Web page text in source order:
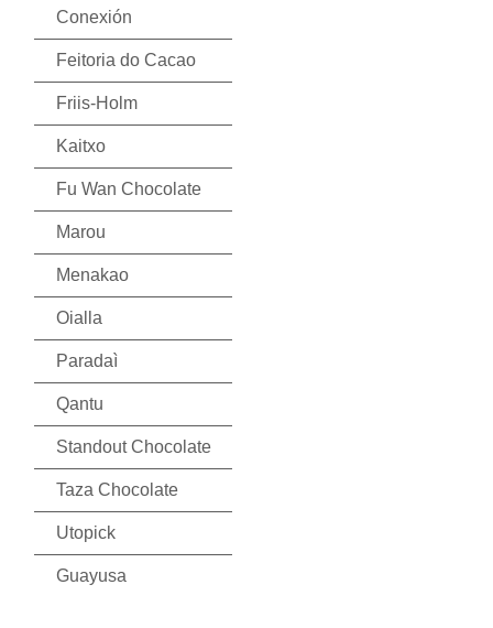
Conexión
Feitoria do Cacao
Friis-Holm
Kaitxo
Fu Wan Chocolate
Marou
Menakao
Oialla
Paradaì
Qantu
Standout Chocolate
Taza Chocolate
Utopick
Guayusa